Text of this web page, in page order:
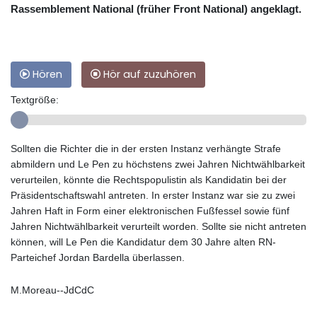
Rassemblement National (früher Front National) angeklagt.
Hören Hör auf zuzuhören
Textgröße:
Sollten die Richter die in der ersten Instanz verhängte Strafe
abmildern und Le Pen zu höchstens zwei Jahren Nichtwählbarkeit
verurteilen, könnte die Rechtspopulistin als Kandidatin bei der
Präsidentschaftswahl antreten. In erster Instanz war sie zu zwei
Jahren Haft in Form einer elektronischen Fußfessel sowie fünf
Jahren Nichtwählbarkeit verurteilt worden. Sollte sie nicht antreten
können, will Le Pen die Kandidatur dem 30 Jahre alten RN-
Parteichef Jordan Bardella überlassen.
M.Moreau--JdCdC